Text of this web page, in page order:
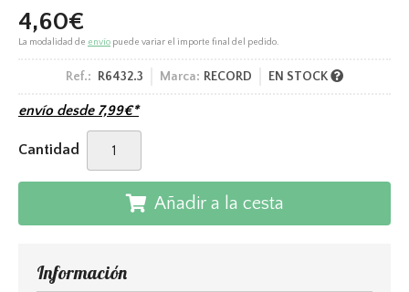
4,60€
La modalidad de envío puede variar el importe final del pedido.
Ref.: R6432.3 Marca: RECORD EN STOCK
envío desde 7,99€*
Cantidad
Añadir a la cesta
Información